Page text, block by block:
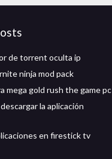
de torrent oculta ip
ninja mod pack
mega gold rush the game pc
la aplicación
en firestick tv